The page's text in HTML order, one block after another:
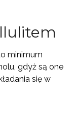
minimum
gdyż są one
się w